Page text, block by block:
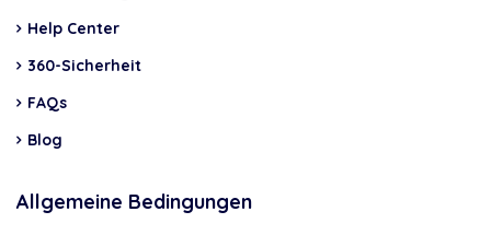
Help Center
360-Sicherheit
FAQs
Blog
Allgemeine Bedingungen